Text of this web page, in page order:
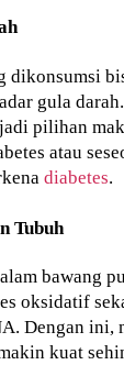
dikonsumsi
gula
pilihan
atau
diabetes.
Tubuh
bawang
oksidatif
Dengan ini,
kuat